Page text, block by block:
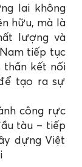
lai không
hữu, mà là
lượng và
tiếp tục
thần kết nối
tạo ra sự
công rực
tàu – tiếp
dựng Việt